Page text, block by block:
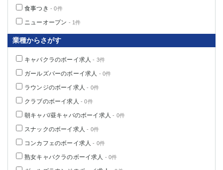
食事つき - 0件
ニューオープン - 1件
業種からさがす
キャバクラのボーイ求人 - 3件
ガールズバーのボーイ求人 - 0件
ラウンジのボーイ求人 - 0件
クラブのボーイ求人 - 0件
朝キャバ/昼キャバのボーイ求人 - 0件
スナックのボーイ求人 - 0件
コンカフェのボーイ求人 - 0件
熟女キャバクラのボーイ求人 - 0件